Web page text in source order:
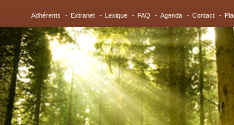
Adhérents - Extranet - Lexique - FAQ - Agenda - Contact -